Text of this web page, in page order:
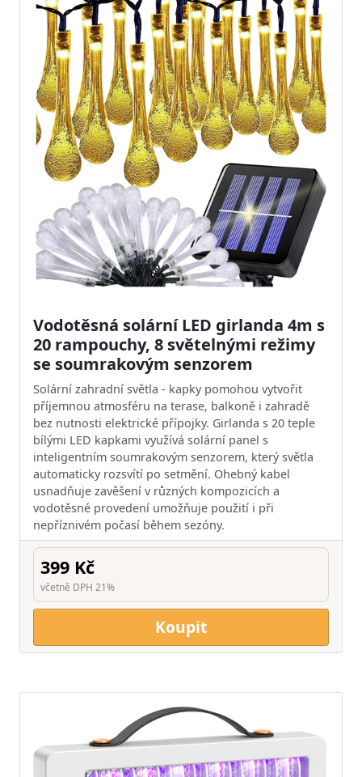
Vodotěsná solární LED girlanda 4m s
20 rampouchy, 8 světelnými režimy
se soumrakovým senzorem
Solární zahradní světla - kapky pomohou vytvořit
příjemnou atmosféru na terase, balkoně i zahradě
bez nutnosti elektrické přípojky. Girlanda s 20 teple
bílými LED kapkami využívá solární panel s
inteligentním soumrakovým senzorem, který světla
automaticky rozsvítí po setmění. Ohebný kabel
usnadňuje zavěšení v různých kompozicích a
vodotěsné provedení umožňuje použití i při
nepříznivém počasí během sezóny.
399 Kč
včetně DPH 21%
Koupit